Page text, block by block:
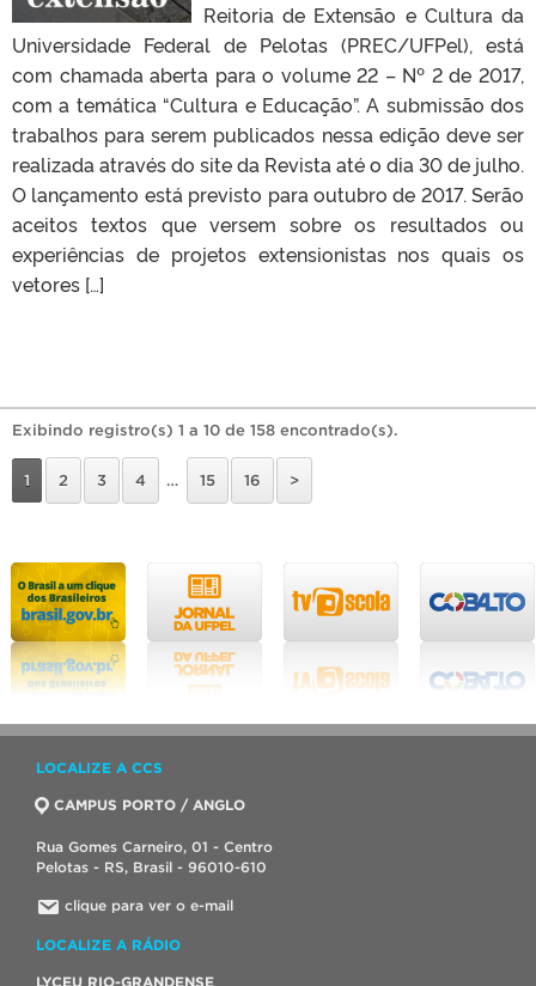
Reitoria de Extensão e Cultura da
Universidade Federal de Pelotas (PREC/UFPel), está
com chamada aberta para o volume 22 – Nº 2 de 2017,
com a temática “Cultura e Educação”. A submissão dos
trabalhos para serem publicados nessa edição deve ser
realizada através do site da Revista até o dia 30 de julho.
O lançamento está previsto para outubro de 2017. Serão
aceitos textos que versem sobre os resultados ou
experiências de projetos extensionistas nos quais os
vetores […]
Exibindo registro(s) 1 a 10 de 158 encontrado(s).
1 2 3 4 … 15 16 >
LOCALIZE A CCS
CAMPUS PORTO / ANGLO
Rua Gomes Carneiro, 01 - Centro
Pelotas - RS, Brasil - 96010-610
clique para ver o e-mail
LOCALIZE A RÁDIO
LYCEU RIO-GRANDENSE